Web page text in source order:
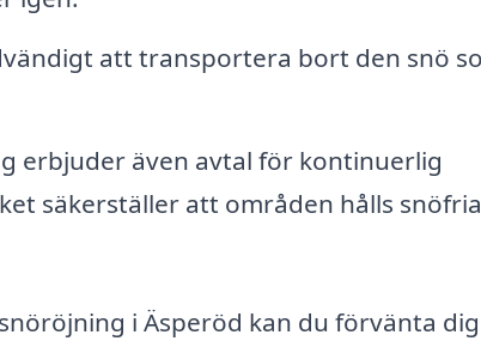
att transportera bort den snö
erbjuder även avtal för kontinuerlig
säkerställer att områden hålls snöfria
i Äsperöd kan du förvänta dig